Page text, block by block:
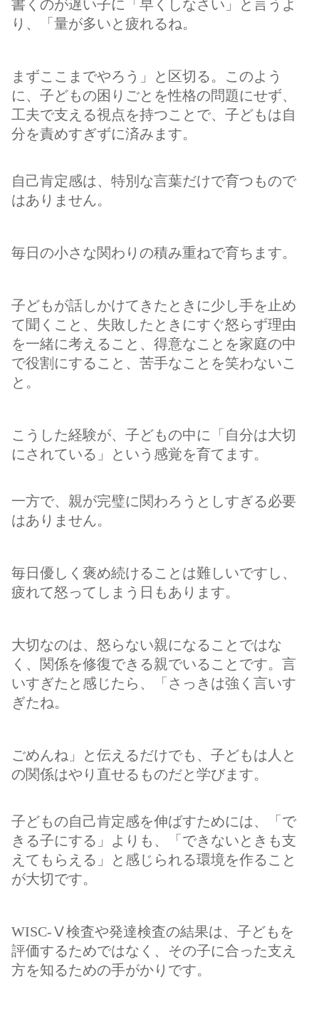
書くのが遅い子に「早くしなさい」と言うよ
り、「量が多いと疲れるね。
まずここまでやろう」と区切る。このよう
に、子どもの困りごとを性格の問題にせず、
工夫で支える視点を持つことで、子どもは自
分を責めすぎずに済みます。
自己肯定感は、特別な言葉だけで育つもので
はありません。
毎日の小さな関わりの積み重ねで育ちます。
子どもが話しかけてきたときに少し手を止め
て聞くこと、失敗したときにすぐ怒らず理由
を一緒に考えること、得意なことを家庭の中
で役割にすること、苦手なことを笑わないこ
と。
こうした経験が、子どもの中に「自分は大切
にされている」という感覚を育てます。
一方で、親が完璧に関わろうとしすぎる必要
はありません。
毎日優しく褒め続けることは難しいですし、
疲れて怒ってしまう日もあります。
大切なのは、怒らない親になることではな
く、関係を修復できる親でいることです。言
いすぎたと感じたら、「さっきは強く言いす
ぎたね。
ごめんね」と伝えるだけでも、子どもは人と
の関係はやり直せるものだと学びます。
子どもの自己肯定感を伸ばすためには、「で
きる子にする」よりも、「できないときも支
えてもらえる」と感じられる環境を作ること
が大切です。
WISC-Ⅴ検査や発達検査の結果は、子どもを
評価するためではなく、その子に合った支え
方を知るための手がかりです。